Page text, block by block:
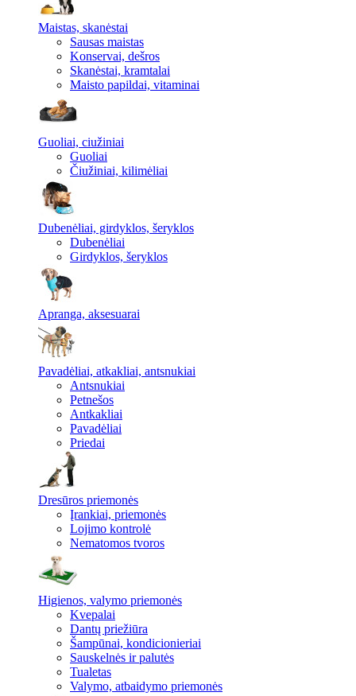
Maistas, skanėstai
Sausas maistas
Konservai, dešros
Skanėstai, kramtalai
Maisto papildai, vitaminai
Guoliai, ciužiniai
Guoliai
Čiužiniai, kilimėliai
Dubenėliai, girdyklos, šeryklos
Dubenėliai
Girdyklos, šeryklos
Apranga, aksesuarai
Pavadėliai, atkakliai, antsnukiai
Antsnukiai
Petnešos
Antkakliai
Pavadėliai
Priedai
Dresūros priemonės
Įrankiai, priemonės
Lojimo kontrolė
Nematomos tvoros
Higienos, valymo priemonės
Kvepalai
Dantų priežiūra
Šampūnai, kondicionieriai
Sauskelnės ir palutės
Tualetas
Valymo, atbaidymo priemonės